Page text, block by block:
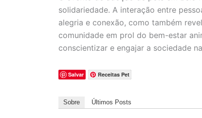
solidariedade. A interação entre
alegria e conexão, como também
comunidade em prol do bem-estar
conscientizar e engajar a sociedade
Salvar Receitas Pet
Sobre Últimos Posts